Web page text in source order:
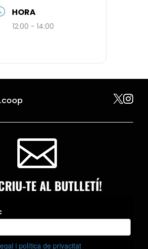
HORA
12:00 - 14:00


TE AL BUTLLETÍ!